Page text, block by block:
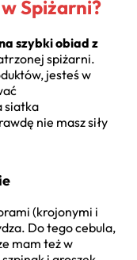
Spiżarni?
szybki obiad z
spiżarni.
jesteś w
siatka
nie masz siły
(krojonymi i
Do tego cebula,
mam też w